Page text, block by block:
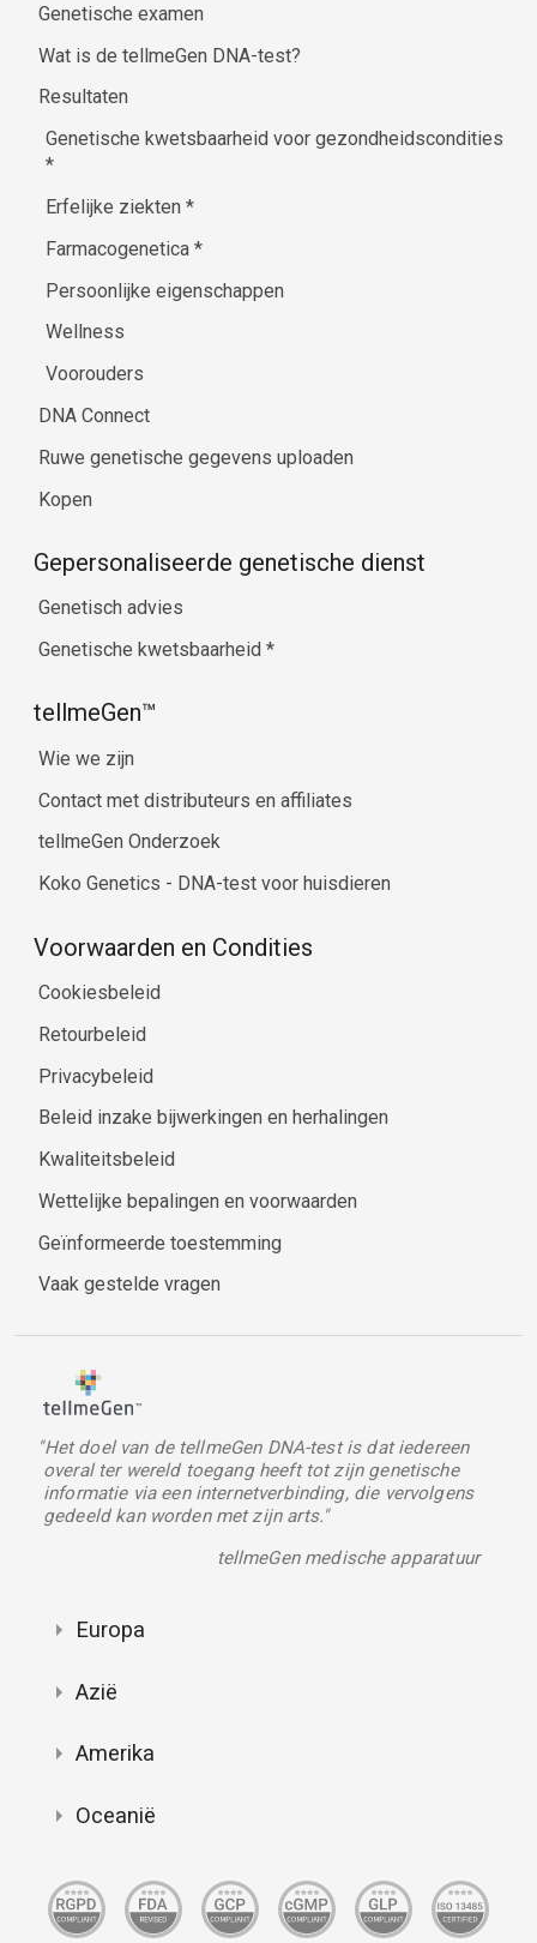
Genetische examen
Wat is de tellmeGen DNA-test?
Resultaten
Genetische kwetsbaarheid voor gezondheidscondities
*
Erfelijke ziekten*
Farmacogenetica*
Persoonlijke eigenschappen
Wellness
Voorouders
DNA Connect
Ruwe genetische gegevens uploaden
Kopen
Gepersonaliseerde genetische dienst
Genetisch advies
Genetische kwetsbaarheid *
tellmeGen™
Wie we zijn
Contact met distributeurs en affiliates
tellmeGen Onderzoek
Koko Genetics - DNA-test voor huisdieren
Voorwaarden en Condities
Cookiesbeleid
Retourbeleid
Privacybeleid
Beleid inzake bijwerkingen en herhalingen
Kwaliteitsbeleid
Wettelijke bepalingen en voorwaarden
Geïnformeerde toestemming
Vaak gestelde vragen
"Het doel van de tellmeGen DNA-test is dat iedereen
overal ter wereld toegang heeft tot zijn genetische
informatie via een internetverbinding, die vervolgens
gedeeld kan worden met zijn arts."
tellmeGen medische apparatuur
Europa
Azië
Amerika
Oceanië